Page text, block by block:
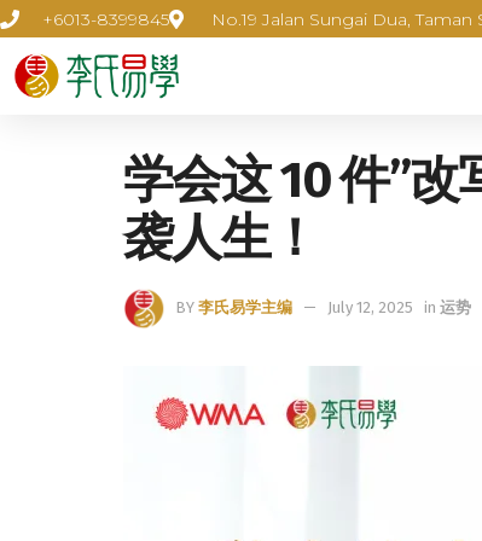
+6013-8399845 No.19 Jalan Sungai Dua,
学会这 10 件”
袭人生！
BY 李氏易学主编 July 12, 2025 in 运势